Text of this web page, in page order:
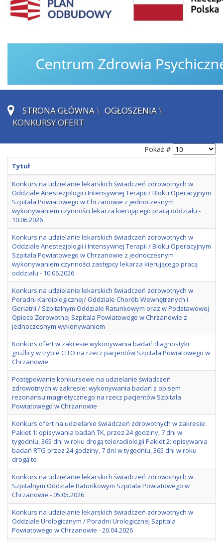
STRONA GŁÓWNA\ OGŁOSZENIA\
KONKURSY OFERT
Pokaż #
Tytuł
Konkurs na udzielanie lekarskich świadczeń zdrowotnych w
Oddziale Anestezjologii i Intensywnej Terapii / Bloku Operacyjnym
Szpitala Powiatowego w Chrzanowie z jednoczesnym
wykonywaniem czynności lekarza kierującego pracą oddziału -
10.06.2026
Konkurs na udzielanie lekarskich świadczeń zdrowotnych w
Oddziale Anestezjologii i Intensywnej Terapii / Bloku Operacyjnym
Szpitala Powiatowego w Chrzanowie z jednoczesnym
wykonywaniem czynności zastępcy lekarza kierującego pracą
oddziału - 10.06.2026
Konkurs na udzielanie lekarskich świadczeń zdrowotnych w
Poradni Kardiologicznej/ Oddziale Chorób Wewnętrznych i
Geriatrii / Szpitalnym Oddziale Ratunkowym oraz w Podstawowej
Opiece Zdrowotnej Szpitala Powiatowego w Chrzanowie z
jednoczesnym wykonywaniem
Konkurs ofert w zakresie wykonywania badań diagnostyki
gruźlicy w trybie CITO na rzecz pacjentów Szpitala Powiatowego w
Chrzanowie
Postępowanie konkursowe na udzielanie świadczeń
zdrowotnych w zakresie: wykonywania badań z opisem
rezonansu magnetycznego na rzecz pacjentów Szpitala
Powiatowego w Chrzanowie
Konkurs ofert na udzielanie świadczeń zdrowotnych w zakresie:
Pakiet 1: opisywania badań TK, przez 24 godziny, 7 dni w
tygodniu, 365 dni w roku drogą teleradiologii Pakiet 2: opisywania
badań RTG przez 24 godziny, 7 dni w tygodniu, 365 dni w roku
drogą te
Konkurs na udzielanie lekarskich świadczeń zdrowotnych w
Szpitalnym Oddziale Ratunkowym Szpitala Powiatowego w
Chrzanowie - 05.05.2026
Konkurs na udzielanie lekarskich świadczeń zdrowotnych w
Oddziale Urologicznym / Poradni Urologicznej Szpitala
Powiatowego w Chrzanowie - 20.04.2026